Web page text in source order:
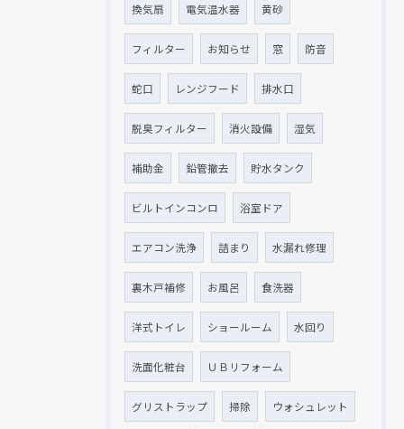
換気扇 電気温水器 黄砂
フィルター お知らせ 窓 防音
蛇口 レンジフード 排水口
脱臭フィルター 消火設備 湿気
補助金 鉛管撤去 貯水タンク
ビルトインコンロ 浴室ドア
エアコン洗浄 詰まり 水漏れ修理
裏木戸補修 お風呂 食洗器
洋式トイレ ショールーム 水回り
洗面化粧台 ＵＢリフォーム
グリストラップ 掃除 ウォシュレット
現在、新聞に入っている折込チラシです。
現在、新聞に入っている折込チラシです。